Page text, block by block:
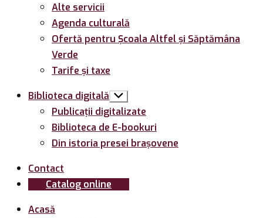
Alte servicii
Agenda culturală
Ofertă pentru Şcoala Altfel și Săptămâna
Verde
Tarife și taxe
Biblioteca digitală Arată
submeniul
Publicații digitalizate
Biblioteca de E-bookuri
Din istoria presei brașovene
Contact
Catalog online
Acasă